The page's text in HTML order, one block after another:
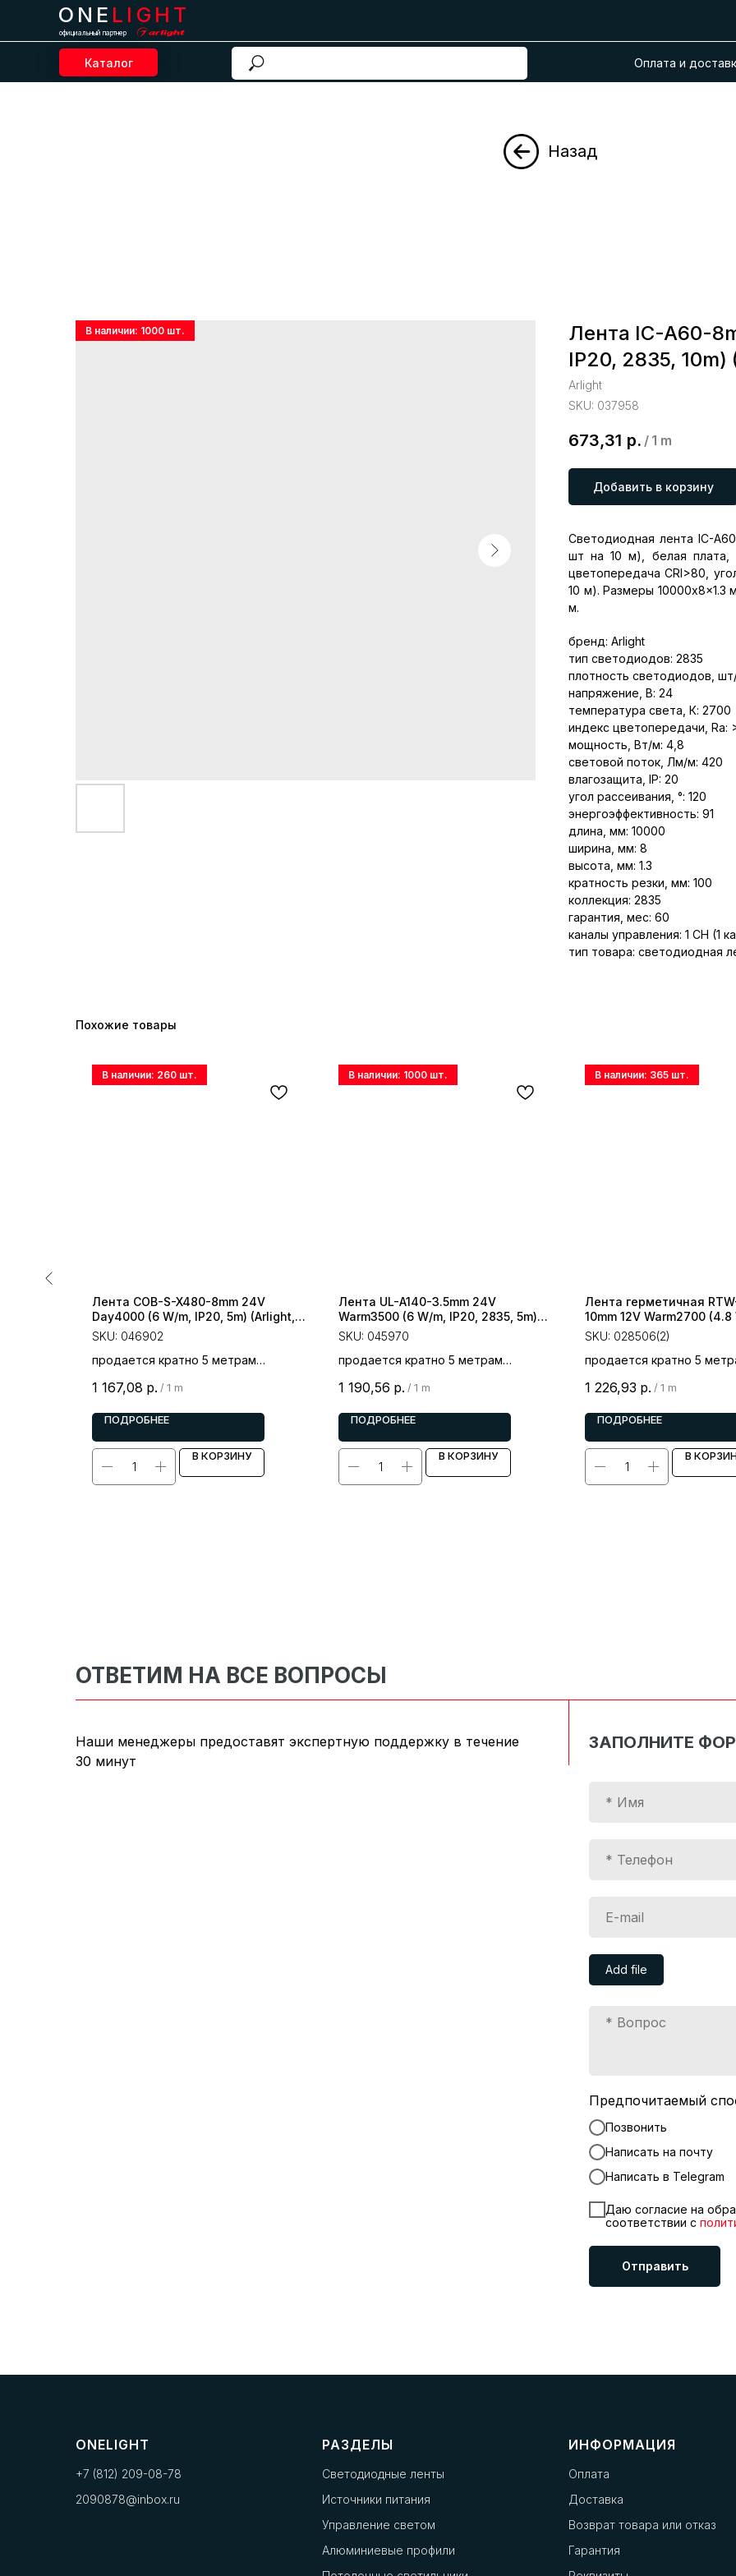
Каталог Оплата и
ONE LIGHT
официальный партнер
Назад
Лента IC-A60-
IP20, 2835,
Arlight
SKU: 037958
673,31 р. / 1 m
Добавить в корзину
Светодиодная лента IC-
шт на 10 м), белая
цветопередача CRI>80,
10 м). Размеры 10000x8x1.3
м.
бренд: Arlight
тип светодиодов: 2835
плотность светодиодов,
напряжение, В: 24
температура света, К: 2700
индекс цветопередачи, Ra:
мощность, Вт/м: 4,8
световой поток, Лм/м: 420
влагозащита, IP: 20
угол рассеивания, °: 120
энергоэффективность: 91
длина, мм: 10000
ширина, мм: 8
высота, мм: 1.3
кратность резки, мм: 100
коллекция: 2835
гарантия, мес: 60
каналы управления: 1 CH (1
тип товара: светодиодная
Похожие товары
Лента COB-S-X480-8mm 24V
Day4000 (6 W/m, IP20, 5m) (Arlight,
боковое свечение)
SKU: 046902
продается кратно 5 метрам
1 167,08 р. / 1 m
ПОДРОБНЕЕ
В КОРЗИНУ
Лента UL-A140-3.5mm 24V
Warm3500 (6 W/m, IP20, 2835, 5m)
(Arlight, узкая)
SKU: 045970
продается кратно 5 метрам
1 190,56 р. / 1 m
ПОДРОБНЕЕ
В КОРЗИНУ
Лента герметичная
10mm 12V Warm2700 (4.8
2835, 5m) (Arlight, 4.8 Вт/
SKU: 028506(2)
продается кратно 5
1 226,93 р. / 1 m
ПОДРОБНЕЕ
В
Add file
Предпочитаемый
Позвонить
Написать на почту
Написать в Telegram
Даю согласие на
соответствии с
Отправить
ОТВЕТИМ НА ВСЕ ВОПРОСЫ
Наши менеджеры предоставят экспертную поддержку в течение
30 минут
ЗАПОЛНИТЕ
ONELIGHT
+7 (812) 209-08-78
2090878@inbox.ru
РАЗДЕЛЫ
Светодиодные ленты
Источники питания
Управление светом
Алюминиевые профили
ИНФОРМАЦИЯ
Оплата
Доставка
Возврат товара или отказ
Гарантия